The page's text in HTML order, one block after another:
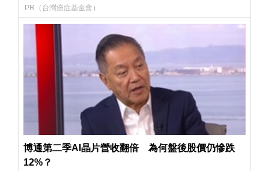
PR（台灣癌症基金會）
博通第二季AI晶片營收翻倍 為何盤後股價仍慘跌
12%？